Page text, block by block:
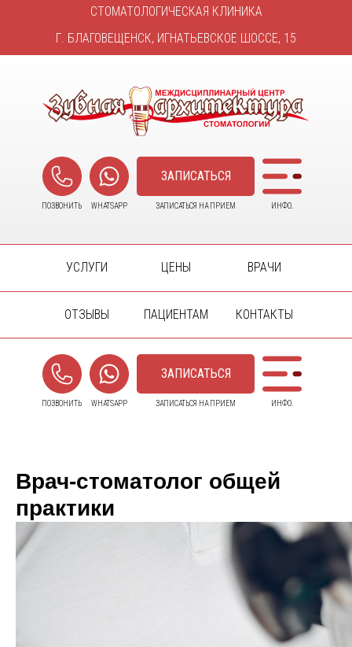
СТОМАТОЛОГИЧЕСКАЯ КЛИНИКА
Г. БЛАГОВЕЩЕНСК, ИГНАТЬЕВСКОЕ ШОССЕ, 15
+7(4162) 37-15-15
ПОЗВОНИТЬ WHATSAPP ЗАПИСАТЬСЯ НА ПРИЕМ
ЗАПИСАТЬСЯ
ИНФО.
УСЛУГИ ЦЕНЫ ВРАЧИ
ОТЗЫВЫ ПАЦИЕНТАМ КОНТАКТЫ
37-15-15
ПОЗВОНИТЬ WHATSAPP ЗАПИСАТЬСЯ НА ПРИЕМ
ЗАПИСАТЬСЯ
ИНФО.
Врач-стоматолог общей
практики
-20% Скидка на
импланты